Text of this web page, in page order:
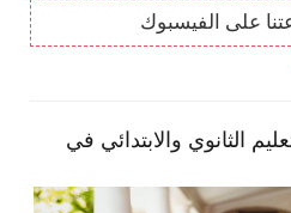
على الفيسبوك
معلومات اساسية
في